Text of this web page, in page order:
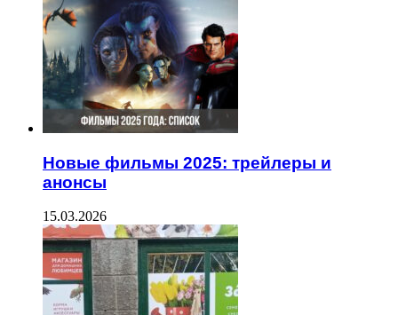
Новые фильмы 2025: трейлеры и
анонсы
15.03.2026